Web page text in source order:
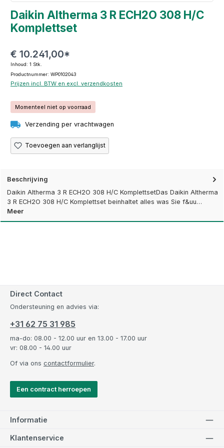
Daikin Altherma 3 R ECH2O 308 H/C
Komplettset
€ 10.241,00*
Inhoud: 1 Stk.
Productnummer: WP0102043
Prijzen incl. BTW en excl. verzendkosten
Momenteel niet op voorraad
Verzending per vrachtwagen
Toevoegen aan verlanglijst
Beschrijving
Daikin Altherma 3 R ECH2O 308 H/C KomplettsetDas Daikin Altherma
3 R ECH2O 308 H/C Komplettset beinhaltet alles was Sie f&uu…
Meer
Direct Contact
Ondersteuning en advies via:
+31 62 75 31 985
ma-do: 08.00 - 12.00 uur en 13.00 - 17.00 uur
vr: 08.00 - 14.00 uur
Of via ons contactformulier.
Een contract herroepen
Informatie
Klantenservice